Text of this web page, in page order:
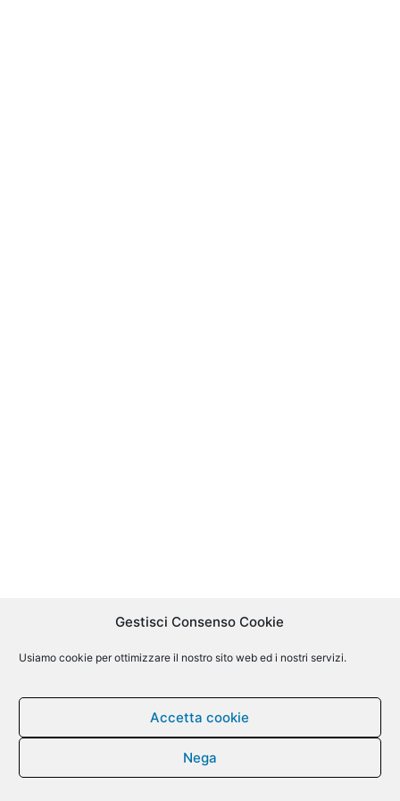
Gestisci Consenso Cookie
Usiamo cookie per ottimizzare il nostro sito web ed i nostri servizi.
Accetta cookie
Nega